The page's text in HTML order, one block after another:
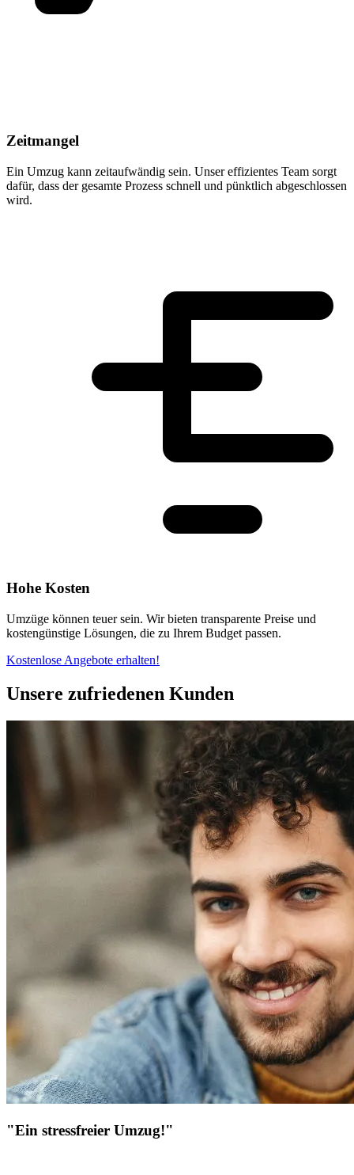
Zeitmangel
Ein Umzug kann zeitaufwändig sein. Unser effizientes Team sorgt
dafür, dass der gesamte Prozess schnell und pünktlich abgeschlossen
wird.
Hohe Kosten
Umzüge können teuer sein. Wir bieten transparente Preise und
kostengünstige Lösungen, die zu Ihrem Budget passen.
Kostenlose Angebote erhalten!
Unsere zufriedenen Kunden
"Ein stressfreier Umzug!"